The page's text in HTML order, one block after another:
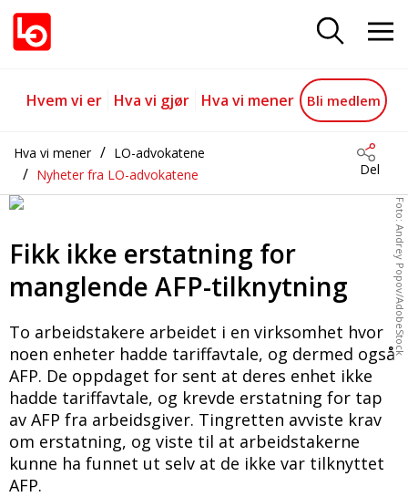
Fikk-ikke-erstatning-for-
Gå til hovedinnhold
Gå til navigasjon
Hvem vi er Hva vi gjør Hva vi mener Bli medlem
Hva vi mener
LO-advokatene
Nyheter fra LO-advokatene
Del
Foto: Andrey Popov/AdobeStock
Fikk ikke erstatning for
manglende AFP-tilknytning
To arbeidstakere arbeidet i en virksomhet hvor
noen enheter hadde tariffavtale, og dermed også
AFP. De oppdaget for sent at deres enhet ikke
hadde tariffavtale, og krevde erstatning for tap
av AFP fra arbeidsgiver. Tingretten avviste krav
om erstatning, og viste til at arbeidstakerne
kunne ha funnet ut selv at de ikke var tilknyttet
AFP.